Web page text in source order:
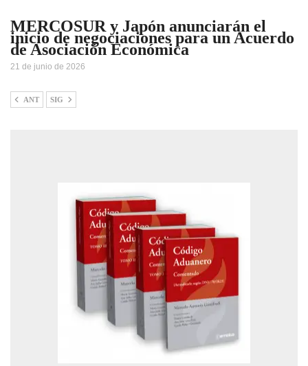
MERCOSUR y Japón anunciarán el
inicio de negociaciones para un Acuerdo
de Asociación Económica
21 de junio de 2026
ANT SIG